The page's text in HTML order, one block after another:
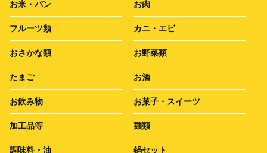
お米・パン お肉
フルーツ類 カニ・エビ
おさかな類 お野菜類
たまご お酒
お飲み物 お菓子・スイーツ
加工品等 麺類
調味料・油 鍋セット